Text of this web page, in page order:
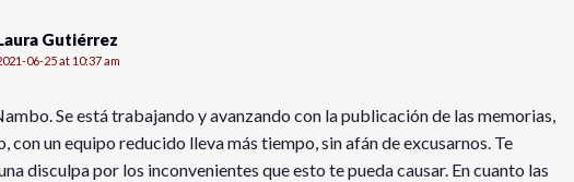
Gutiérrez
06-25 at 10:37 am
Se está trabajando y avanzando con la publicación de las memorias,
con un equipo reducido lleva más tiempo, sin afán de excusarnos. Te
disculpa por los inconvenientes que esto te pueda causar. En cuanto las